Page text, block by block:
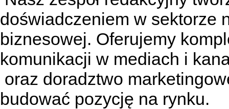
doświadczeniem w sektorze
biznesowej. Oferujemy
komunikacji w mediach i
oraz doradztwo
budować pozycję na rynku.